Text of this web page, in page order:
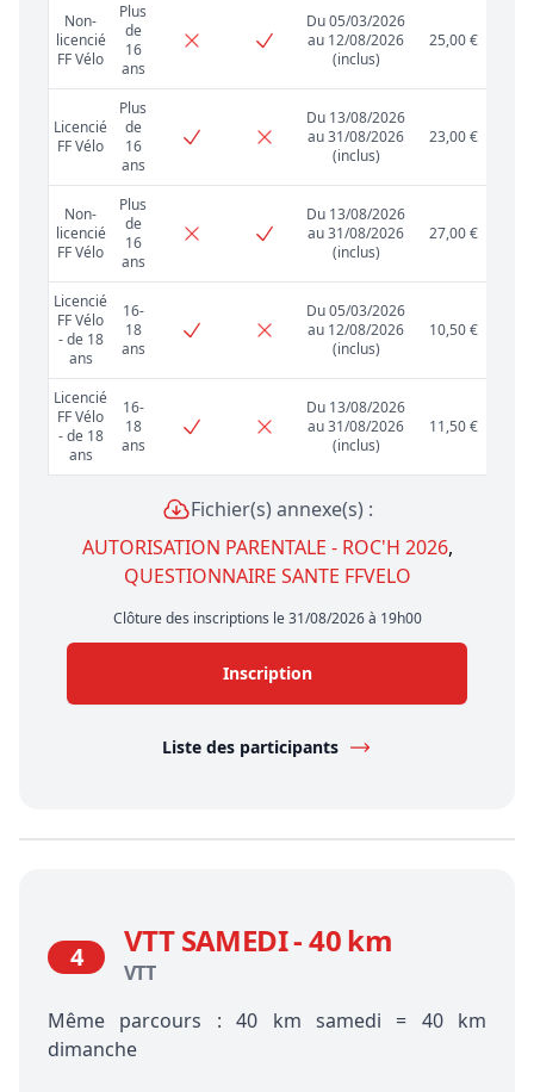
Non-
licencié
FF Vélo
Plus
de
16
ans
Du 05/03/2026
au 12/08/2026
(inclus)
25,00 €
Licencié
FF Vélo
Plus
de
16
ans
Du 13/08/2026
au 31/08/2026
(inclus)
23,00 €
Non-
licencié
FF Vélo
Plus
de
16
ans
Du 13/08/2026
au 31/08/2026
(inclus)
27,00 €
Licencié
FF Vélo
- de 18
ans
16-
18
ans
Du 05/03/2026
au 12/08/2026
(inclus)
10,50 €
Licencié
FF Vélo
- de 18
ans
16-
18
ans
Du 13/08/2026
au 31/08/2026
(inclus)
11,50 €
Fichier(s) annexe(s) :
AUTORISATION PARENTALE - ROC'H 2026,
QUESTIONNAIRE SANTE FFVELO
Clôture des inscriptions le 31/08/2026 à 19h00
Inscription
Liste des participants
4 VTT SAMEDI - 40 km
VTT
Même parcours : 40 km samedi = 40 km
dimanche